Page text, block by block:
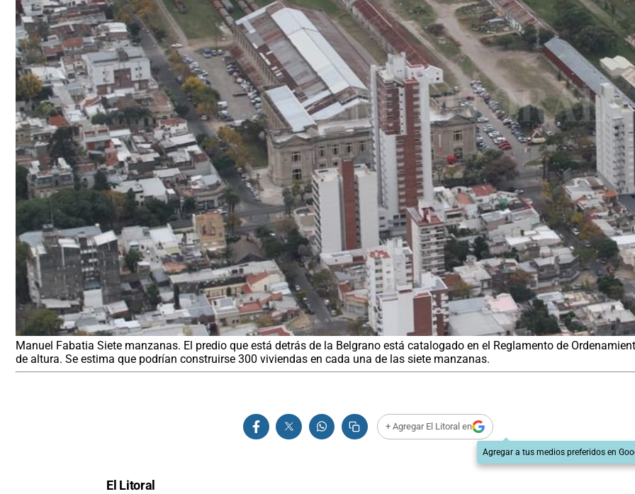
Manuel Fabatia Siete manzanas. El predio que está detrás de la Belgrano está catalogado en el Reglamento de
de altura. Se estima que podrían construirse 300 viviendas en cada una de las siete manzanas.
+ Agregar El Litoral en
Agregar a tus medios preferidos en
El Litoral